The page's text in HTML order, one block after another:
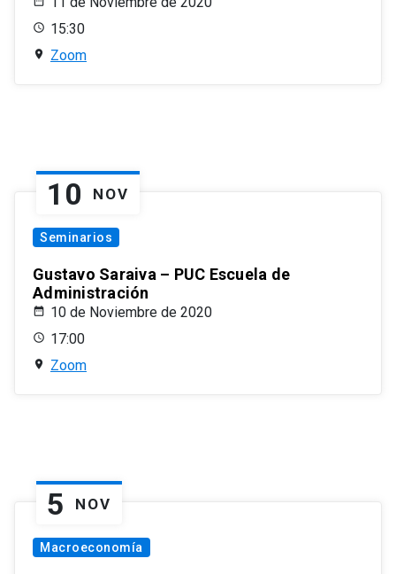
15:30
Zoom
10 NOV
Seminarios
Gustavo Saraiva – PUC Escuela de
Administración
10 de Noviembre de 2020
17:00
Zoom
5 NOV
Macroeconomía